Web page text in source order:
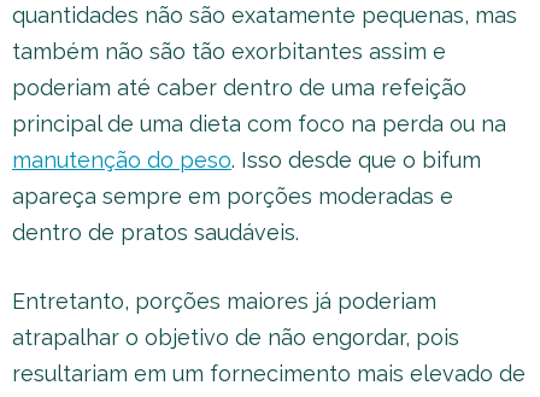
quantidades não são exatamente pequenas, mas
também não são tão exorbitantes assim e
poderiam até caber dentro de uma refeição
principal de uma dieta com foco na perda ou na
manutenção do peso. Isso desde que o bifum
apareça sempre em porções moderadas e
dentro de pratos saudáveis.
Entretanto, porções maiores já poderiam
atrapalhar o objetivo de não engordar, pois
resultariam em um fornecimento mais elevado de